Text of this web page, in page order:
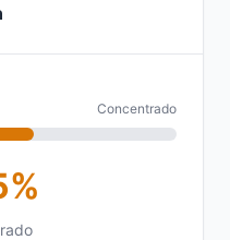
Concentrado